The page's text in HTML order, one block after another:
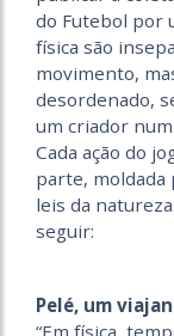
do Futebol por
física são
movimento,
desordenado,
um criador
Cada ação do
parte, moldada
leis da
seguir:
Pelé, um